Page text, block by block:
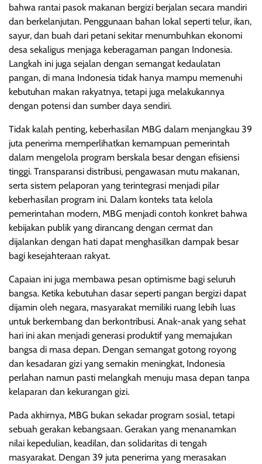
bahwa rantai pasok makanan bergizi berjalan secara mandiri
dan berkelanjutan. Penggunaan bahan lokal seperti telur, ikan,
sayur, dan buah dari petani sekitar menumbuhkan ekonomi
desa sekaligus menjaga keberagaman pangan Indonesia.
Langkah ini juga sejalan dengan semangat kedaulatan
pangan, di mana Indonesia tidak hanya mampu memenuhi
kebutuhan makan rakyatnya, tetapi juga melakukannya
dengan potensi dan sumber daya sendiri.
Tidak kalah penting, keberhasilan MBG dalam menjangkau 39
juta penerima memperlihatkan kemampuan pemerintah
dalam mengelola program berskala besar dengan efisiensi
tinggi. Transparansi distribusi, pengawasan mutu makanan,
serta sistem pelaporan yang terintegrasi menjadi pilar
keberhasilan program ini. Dalam konteks tata kelola
pemerintahan modern, MBG menjadi contoh konkret bahwa
kebijakan publik yang dirancang dengan cermat dan
dijalankan dengan hati dapat menghasilkan dampak besar
bagi kesejahteraan rakyat.
Capaian ini juga membawa pesan optimisme bagi seluruh
bangsa. Ketika kebutuhan dasar seperti pangan bergizi dapat
dijamin oleh negara, masyarakat memiliki ruang lebih luas
untuk berkembang dan berkontribusi. Anak-anak yang sehat
hari ini akan menjadi generasi produktif yang memajukan
bangsa di masa depan. Dengan semangat gotong royong
dan kesadaran gizi yang semakin meningkat, Indonesia
perlahan namun pasti melangkah menuju masa depan tanpa
kelaparan dan kekurangan gizi.
Pada akhirnya, MBG bukan sekadar program sosial, tetapi
sebuah gerakan kebangsaan. Gerakan yang menanamkan
nilai kepedulian, keadilan, dan solidaritas di tengah
masyarakat. Dengan 39 juta penerima yang merasakan